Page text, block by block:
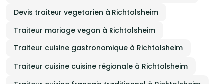
Devis traiteur vegetarien à Richtolsheim
Traiteur mariage vegan à Richtolsheim
Traiteur cuisine gastronomique à Richtolsheim
Traiteur cuisine cuisine régionale à Richtolsheim